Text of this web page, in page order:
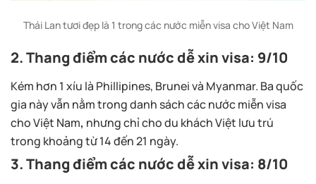
Thái Lan tươi đẹp là 1 trong các nước miễn visa cho Việt Nam
2. Thang điểm các nước dễ xin visa: 9/10
Kém hơn 1 xíu là Phillipines, Brunei và Myanmar. Ba quốc
gia này vẫn nằm trong danh sách các nước miễn visa
cho Việt Nam, nhưng chỉ cho du khách Việt lưu trú
trong khoảng từ 14 đến 21 ngày.
3. Thang điểm các nướcdễ xin visa: 8/10